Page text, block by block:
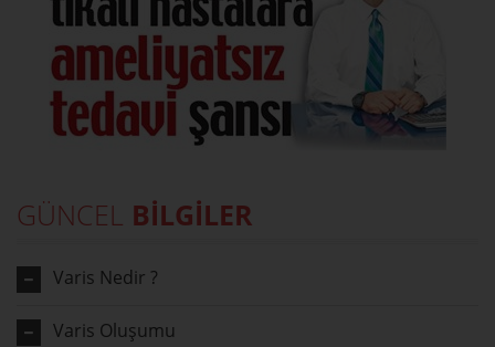
GÜNCEL BİLGİLER
Varis Nedir ?
Varis Oluşumu